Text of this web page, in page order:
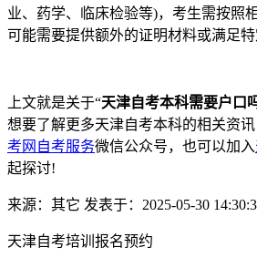
业、药学、临床检验等)，考生需按照
可能需要提供额外的证明材料或满足特
上文就是关于“天津自考本科需要户口
想要了解更多天津自考本科的相关资
考网自考服务微信公众号，也可以加入
起探讨!
来源：其它 发表于：2025-05-30
天津自考培训报名预约